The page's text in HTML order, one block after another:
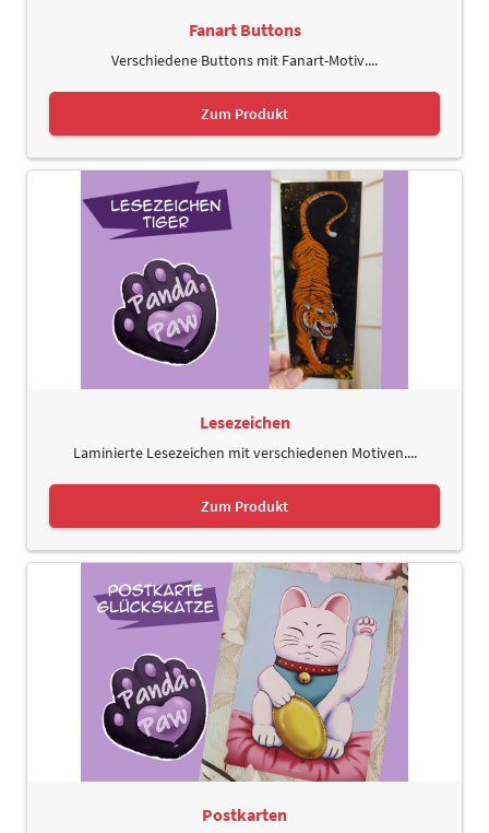
Fanart Buttons
Verschiedene Buttons mit Fanart-Motiv....
Zum Produkt
Lesezeichen
Laminierte Lesezeichen mit verschiedenen Motiven....
Zum Produkt
Postkarten